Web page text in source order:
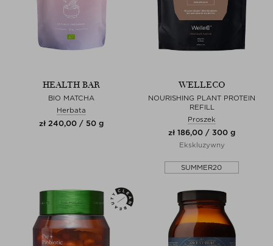
HEALTH BAR
BIO MATCHA
Herbata
zł 240,00 / 50 g
WELLECO
NOURISHING PLANT PROTEIN
REFILL
Proszek
zł 186,00 / 300 g
Ekskluzywny
SUMMER20